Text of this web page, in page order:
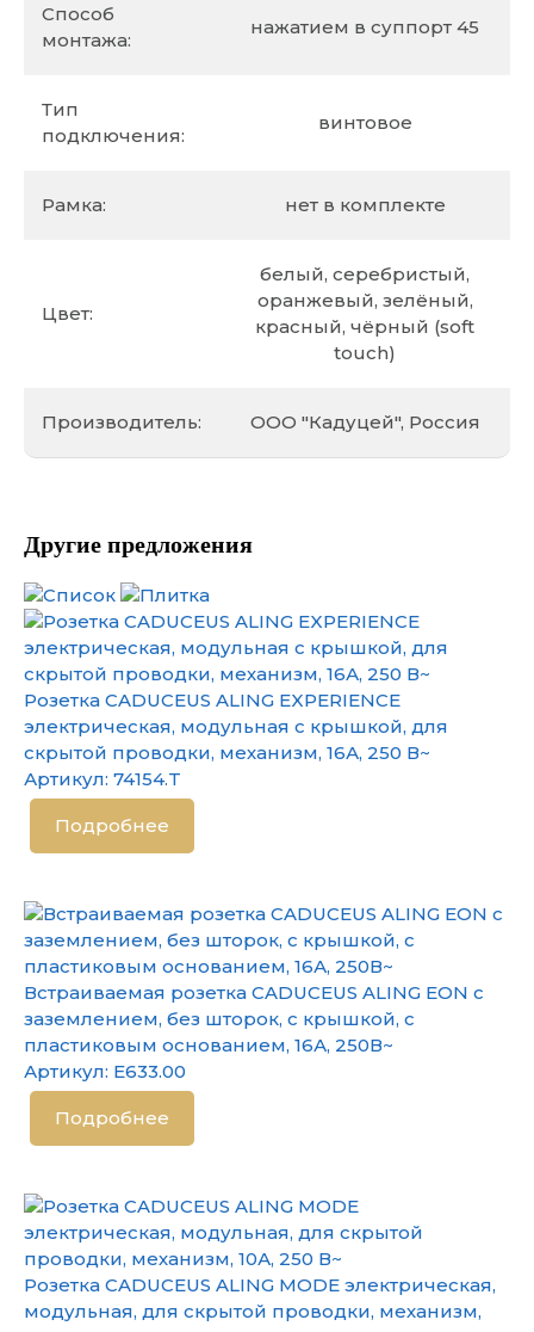
Способ
монтажа:
нажатием в суппорт 45
Тип
подключения:
винтовое
Рамка: нет в комплекте
Цвет:
белый, серебристый,
оранжевый, зелёный,
красный, чёрный (soft
touch)
Производитель: ООО "Кадуцей", Россия
Другие предложения
Розетка CADUCEUS ALING EXPERIENCE
электрическая, модульная с крышкой, для
скрытой проводки, механизм, 16А, 250 В~
Артикул: 74154.T
Подробнее
Встраиваемая розетка CADUCEUS ALING EON с
заземлением, без шторок, с крышкой, с
пластиковым основанием, 16А, 250В~
Артикул: E633.00
Подробнее
Розетка CADUCEUS ALING MODE электрическая,
модульная, для скрытой проводки, механизм,